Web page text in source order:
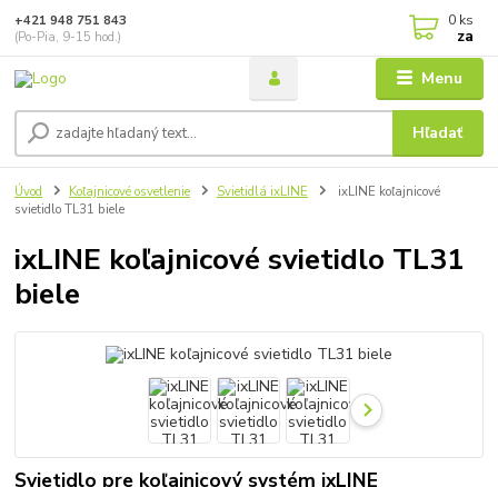
Menu
Hľadať
+421 948 751 843
(Po-Pia, 9-15 hod.)
0 ks
za
Úvod Koľajnicové osvetlenie Svietidlá ixLINE
ixLINE koľajnicové
svietidlo TL31 biele
ixLINE koľajnicové svietidlo TL31
biele
Svietidlo pre koľajnicový systém ixLINE